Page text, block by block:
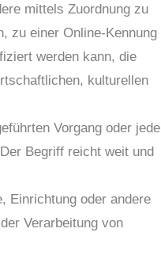
mittels Zuordnung zu
zu einer Online-Kennung
werden kann, die
kulturellen
Vorgang oder jede
Begriff reicht weit und
Einrichtung oder andere
Verarbeitung von